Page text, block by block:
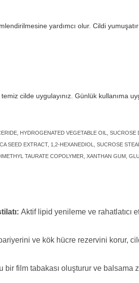
yardımcı olur. Cildi
cilde uygulayınız. Günlük kullanıma
HYDROGENATED VEGETABLE OIL,
SEED EXTRACT, 1,2-HEXANEDIOL, SUCROSE
TAURATE COPOLYMER, XANTHAN GUM,
Aktif lipid yenileme ve rahatlatıcı
ve kök hücre rezervini korur,
film tabakası oluşturur ve balsama